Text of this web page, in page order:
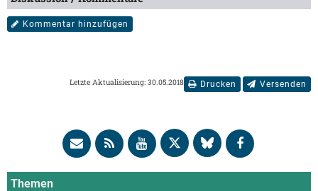
Kommentar hinzufügen
Drucken Versenden
Letzte Aktualisierung: 30.05.2018
Themen